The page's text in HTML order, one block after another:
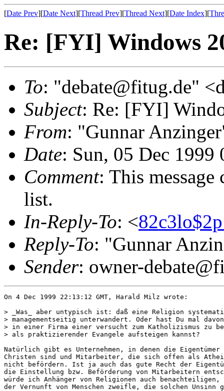
[Date Prev][Date Next][Thread Prev][Thread Next][Date Index][
Re: [FYI] Windows
To: "debate@fitug.de"
Subject: Re: [FYI]
From: "Gunnar
Date: Sun, 05 Dec 1999
Comment: This
list.
In-Reply-To: <
Reply-To: "Gunnar
Sender: owner-
On 4 Dec 1999 22:13:12 GMT, Harald Milz wrote:
> _Was_ aber untypisch ist: daß eine Religion
> managementseitig unterwandert. Oder hast Du mal
> in einer Firma einer versucht zum Katholizismus zu
> als praktizierender Evangele aufsteigen kannst?
Natürlich gibt es Unternehmen, in denen die Eigentümer
Christen sind und Mitarbeiter, die sich offen als
nicht befördern. Ist ja auch das gute Recht der
die Einstellung bzw. Beförderung von Mitarbeitern
würde ich Anhänger von Religionen auch
der Vernunft von Menschen zweifle, die solchen Unsinn